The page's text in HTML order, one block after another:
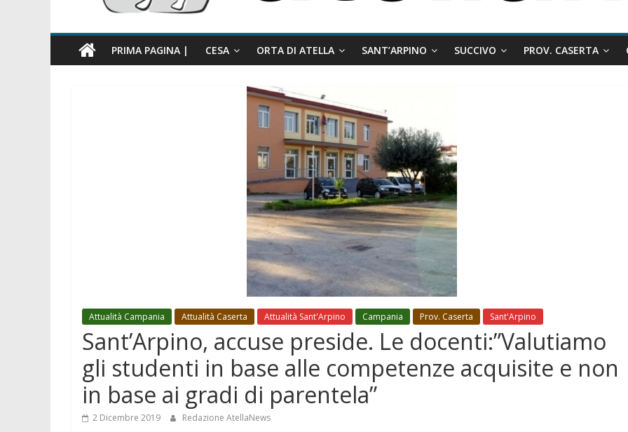
PRIMA PAGINA | CESA ORTA DI ATELLA SANT’ARPINO SUCCIVO PROV. CASERTA
Attualità Campania Attualità Caserta Attualità Sant'Arpino Campania Prov. Caserta Sant'Arpino
Sant’Arpino, accuse preside. Le docenti:”Valutiamo
gli studenti in base alle competenze acquisite e non
in base ai gradi di parentela”
2 Dicembre 2019 Redazione AtellaNews